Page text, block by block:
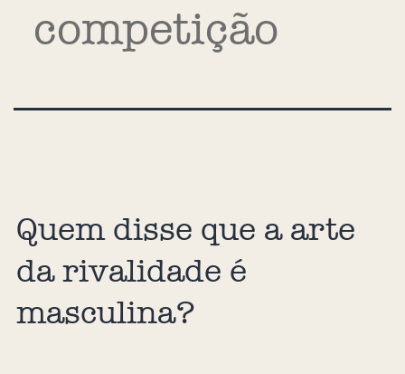
competição
Quem disse que a arte
da rivalidade é
masculina?